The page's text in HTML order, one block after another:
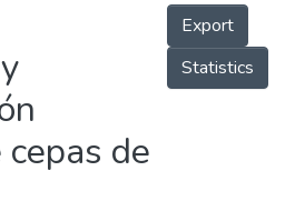
de
Export
Statistics